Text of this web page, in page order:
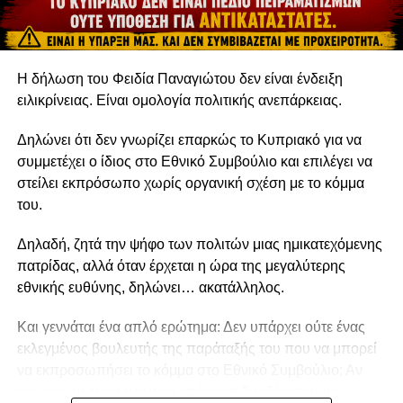
Ερχιουρμάν: Καμία απόφαση στην εξωτερική
πολιτική χωρίς τη συμμετοχή της Τουρκίας
Η δήλωση του Φειδία Παναγιώτου δεν είναι ένδειξη
ειλικρίνειας. Είναι ομολογία πολιτικής ανεπάρκειας.
Δηλώνει ότι δεν γνωρίζει επαρκώς το Κυπριακό για να
συμμετέχει ο ίδιος στο Εθνικό Συμβούλιο και επιλέγει να
στείλει εκπρόσωπο χωρίς οργανική σχέση με το κόμμα
του.
Δηλαδή, ζητά την ψήφο των πολιτών μιας ημικατεχόμενης
πατρίδας, αλλά όταν έρχεται η ώρα της μεγαλύτερης
εθνικής ευθύνης, δηλώνει… ακατάλληλος.
Και γεννάται ένα απλό ερώτημα: Δεν υπάρχει ούτε ένας
εκλεγμένος βουλευτής της παράταξής του που να μπορεί